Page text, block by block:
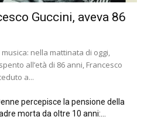
Guccini, aveva 86
nella mattinata di oggi,
all’età di 86 anni, Francesco
a...
percepisce la pensione della
morta da oltre 10 anni:...